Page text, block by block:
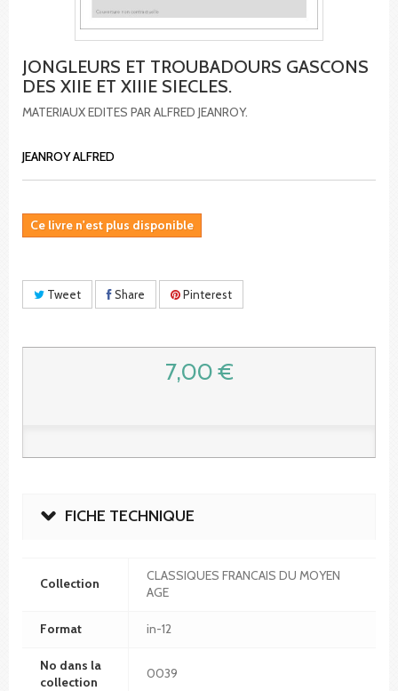
JONGLEURS ET TROUBADOURS GASCONS
DES XIIE ET XIIIE SIECLES.
MATERIAUX EDITES PAR ALFRED JEANROY.
JEANROY ALFRED
Ce livre n'est plus disponible
Tweet Share Pinterest
7,00 €
FICHE TECHNIQUE
Collection
CLASSIQUES FRANCAIS DU MOYEN
AGE
Format in-12
No dans la
collection
0039